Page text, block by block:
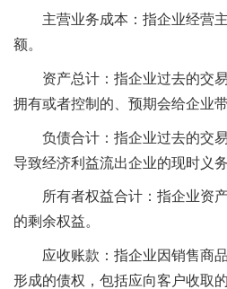
主营业务成本：指企业经营
额。
资产总计：指企业过去的交
拥有或者控制的、预期会给企业
负债合计：指企业过去的交
导致经济利益流出企业的现时义务
所有者权益合计：指企业资
的剩余权益。
应收账款：指企业因销售商
形成的债权，包括应向客户收取